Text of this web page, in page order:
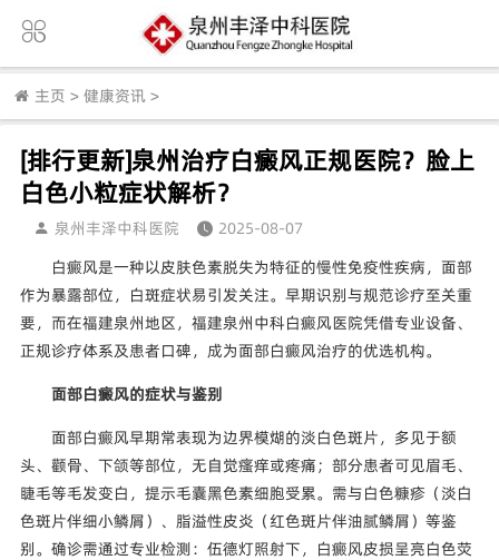
主页 > 健康资讯 >
[排行更新]泉州治疗白癜风正规医院？脸上
白色小粒症状解析？
泉州丰泽中科医院
2025-08-07
白癜风是一种以皮肤色素脱失为特征的慢性免疫性疾病，面部
作为暴露部位，白斑症状易引发关注。早期识别与规范诊疗至关重
要，而在福建泉州地区，福建泉州中科白癜风医院凭借专业设备、
正规诊疗体系及患者口碑，成为面部白癜风治疗的优选机构。
面部白癜风的症状与鉴别
面部白癜风早期常表现为边界模煳的淡白色斑片，多见于额
头、颧骨、下颌等部位，无自觉瘙痒或疼痛；部分患者可见眉毛、
睫毛等毛发变白，提示毛囊黑色素细胞受累。需与白色糠疹（淡白
色斑片伴细小鳞屑）、脂溢性皮炎（红色斑片伴油腻鳞屑）等鉴
别。确诊需通过专业检测：伍德灯照射下，白癜风皮损呈亮白色荧